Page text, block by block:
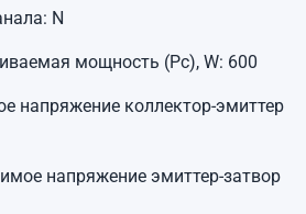
N
мощность (Pc), W: 600
напряжение коллектор-эмиттер
напряжение эмиттер-затвор